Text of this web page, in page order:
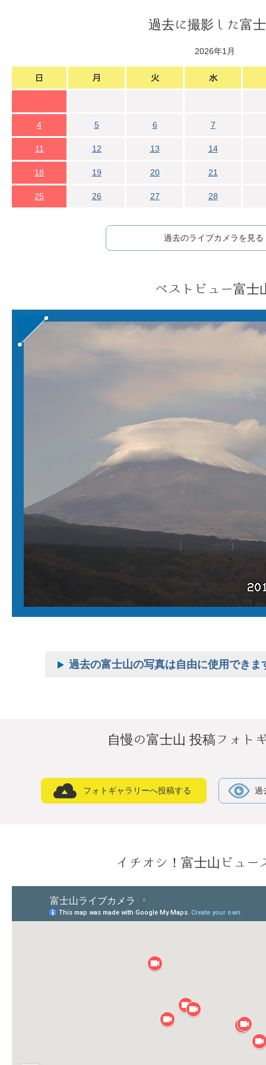
過去に撮影した富
2026年1月
4 5 6 7
11 12 13 14
18 19 20 21
25 26 27 28
過去のライブカメラを見る
ベストビュー富士
過去の富士山の写真は自由に使用できま
自慢の富士山 投稿フォト
フォトギャラリーへ投稿する 過
イチオシ！富士山ビュー